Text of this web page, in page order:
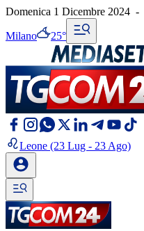
Domenica 1 Dicembre 2024 -
Milano 25°
Leone (23 Lug - 23 Ago)